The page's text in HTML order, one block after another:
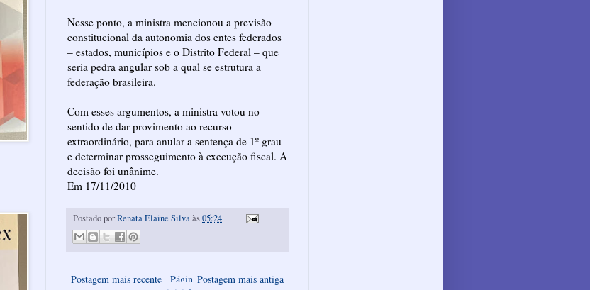
Nesse ponto, a ministra mencionou a previsão
constitucional da autonomia dos entes federados
– estados, municípios e o Distrito Federal – que
seria pedra angular sob a qual se estrutura a
federação brasileira.
Com esses argumentos, a ministra votou no
sentido de dar provimento ao recurso
extraordinário, para anular a sentença de 1º grau
e determinar prosseguimento à execução fiscal. A
decisão foi unânime.
Em 17/11/2010
Postado porRenata Elaine Silvaàs05:24
Postagem mais recente Postagem mais antiga
Págin